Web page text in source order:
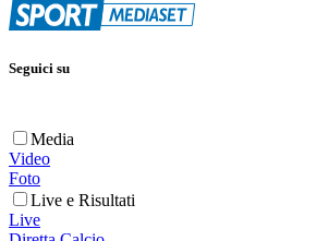
Seguici su
Media
Video
Foto
Live e Risultati
Live